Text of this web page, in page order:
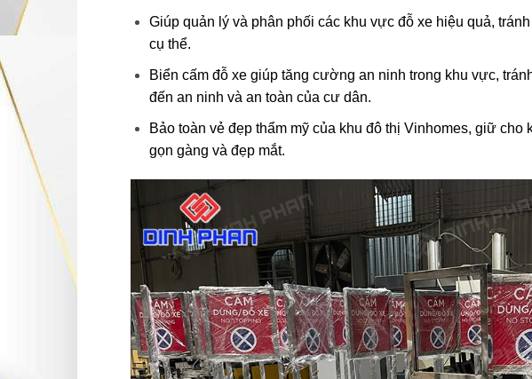
Giúp quản lý và phân phối các khu vực đỗ xe hiệu quả,
cụ thể.
Biển cấm đỗ xe giúp tăng cường an ninh trong khu vực,
đến an ninh và an toàn của cư dân.
Bảo toàn vẻ đẹp thẩm mỹ của khu đô thị Vinhomes, giữ
gọn gàng và đẹp mắt.